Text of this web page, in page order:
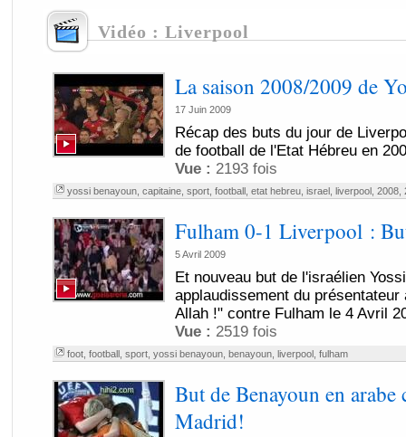
Vidéo : Liverpool
La saison 2008/2009 de
17 Juin 2009
Récap des buts du jour de
de football de l'Etat Hébreu en
Vue : 2193 fois
yossi benayoun, capitaine, sport, football, etat hebreu, israel, liverpool, 2008,
Fulham 0-1 Liverpool :
5 Avril 2009
Et nouveau but de l'israélien
applaudissement du
Allah !" contre Fulham le 4 Avril
Vue : 2519 fois
foot, football, sport, yossi benayoun, benayoun, liverpool, fulham
But de Benayoun en arabe
Madrid!